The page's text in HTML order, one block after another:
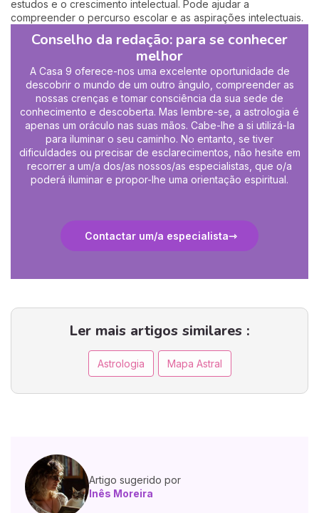
estudos e o crescimento intelectual. Pode ajudar a
compreender o percurso escolar e as aspirações intelectuais.
Conselho da redação: para se conhecer
melhor
A Casa 9 oferece-nos uma excelente oportunidade de
descobrir o mundo de um outro ângulo, compreender as
nossas crenças e tomar consciência da sua sede de
conhecimento e descoberta. Mas lembre-se, a astrologia é
apenas um oráculo nas suas mãos. Cabe-lhe a si utilizá-la
para iluminar o seu caminho. No entanto, se tiver
dificuldades ou precisar de esclarecimentos, não hesite em
recorrer a um/a dos/as nossos/as especialistas, que o/a
poderá iluminar e propor-lhe uma orientação espiritual.
Contactar um/a especialista
Ler mais artigos similares :
Astrologia Mapa Astral
Artigo sugerido por
Inês Moreira